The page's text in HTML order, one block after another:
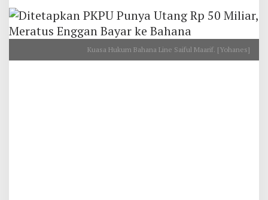
Kuasa Hukum Bahana Line Saiful Maarif. [Yohanes]